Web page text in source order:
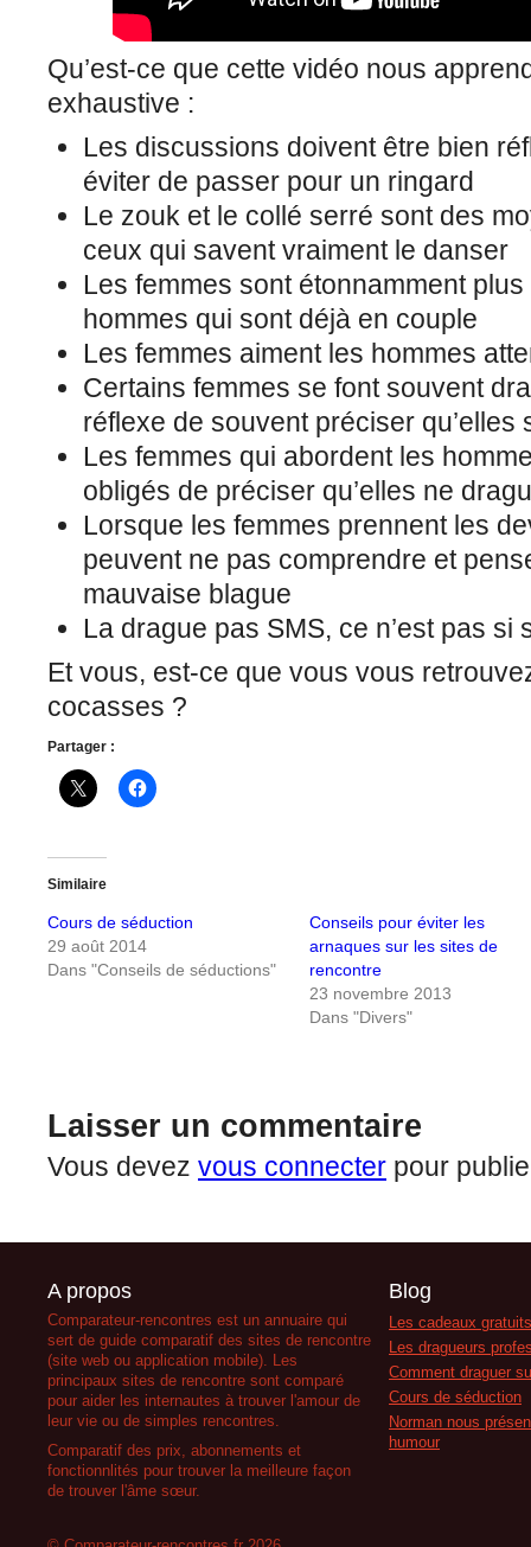
Qu’est-ce que cette vidéo nous
exhaustive :
Les discussions doivent être bien
éviter de passer pour un ringard
Le zouk et le collé serré sont des
ceux qui savent vraiment le danser
Les femmes sont étonnamment
hommes qui sont déjà en couple
Les femmes aiment les hommes
Certains femmes se font souvent
réflexe de souvent préciser qu’elles
Les femmes qui abordent les
obligés de préciser qu’elles ne
Lorsque les femmes prennent les
peuvent ne pas comprendre et
mauvaise blague
La drague pas SMS, ce n’est pas si
Et vous, est-ce que vous vous
cocasses ?
Partager :
Similaire
Cours de séduction
29 août 2014
Dans "Conseils de séductions"
Conseils pour éviter les
arnaques sur les sites de
rencontre
23 novembre 2013
Dans "Divers"
Laisser un commentaire
Vous devez vous connecter pour
A propos
Comparateur-rencontres est un annuaire qui
sert de guide comparatif des sites de rencontre
(site web ou application mobile). Les
principaux sites de rencontre sont comparé
pour aider les internautes à trouver l'amour de
leur vie ou de simples rencontres.
Comparatif des prix, abonnements et
fonctionnlités pour trouver la meilleure façon
de trouver l'âme sœur.
Blog
Les cadeaux
Les dragueurs
Comment draguer
Cours de séduction
Norman nous
humour